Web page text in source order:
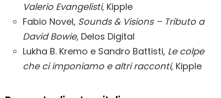
Valerio Evangelisti, Kipple
Fabio Novel, Sounds & Visions – Tributo a
David Bowie, Delos Digital
Lukha B. Kremo e Sandro Battisti, Le colpe
che ci imponiamo e altri racconti, Kipple